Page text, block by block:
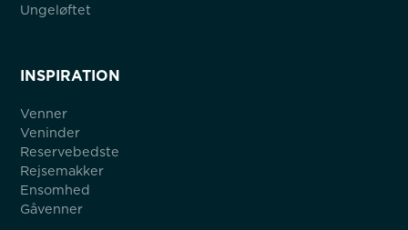
Ungeløftet
INSPIRATION
Venner
Veninder
Reservebedste
Rejsemakker
Ensomhed
Gåvenner